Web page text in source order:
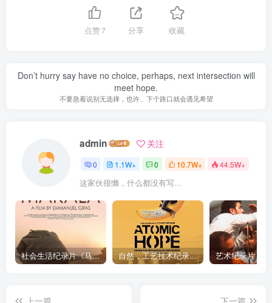
点赞7 分享 收藏
Don’t hurry say have no choice, perhaps, next intersection will
meet hope.
不要急着说别无选择，也许、下个路口就会遇见希望
admin 关注
0 1.1W+ 0 10.7W+ 44.5W+
这家伙很懒，什么都没有写...
社会生活纪录片《马加拉 Makala》下载 自然，工艺技术纪录片《原子能的希望 Atomic Hope – Inside the Pro-Nuclear Movement》下载